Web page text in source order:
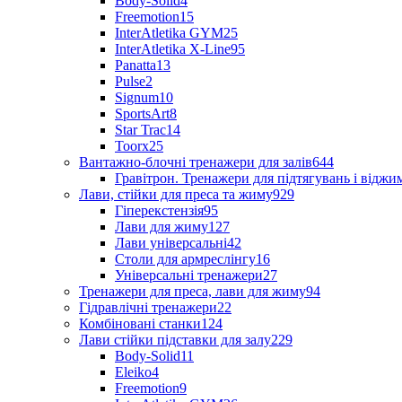
Freemotion15
InterAtletika GYM25
InterAtletika X-Line95
Panatta13
Pulse2
Signum10
SportsArt8
Star Trac14
Toorx25
Вантажно-блочні тренажери для залів644
Гравітрон. Тренажери для підтягувань і
Лави, стійки для преса та жиму929
Гіперекстензія95
Лави для жиму127
Лави універсальні42
Столи для армреслінгу16
Універсальні тренажери27
Тренажери для преса, лави для жиму94
Гідравлічні тренажери22
Комбіновані станки124
Лави стійки підставки для залу229
Body-Solid11
Eleiko4
Freemotion9